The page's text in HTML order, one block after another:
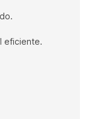
eficiente.